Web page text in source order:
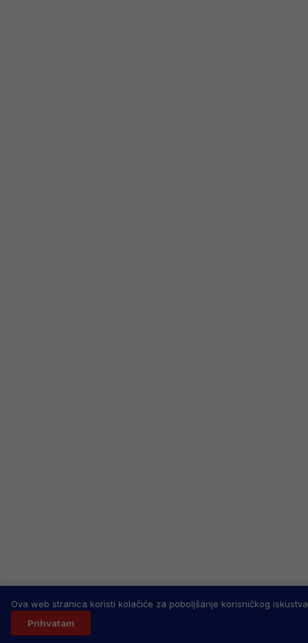
Ova web stranica koristi kolačiće za poboljšanje korisničkog
Prihvatam